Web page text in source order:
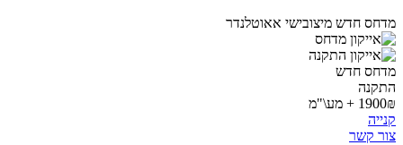
מדחס חדש מיצובישי אאוטלנדר
מדחס חדש
התקנה
1900₪ + מע\"מ
קנייה
צור קשר